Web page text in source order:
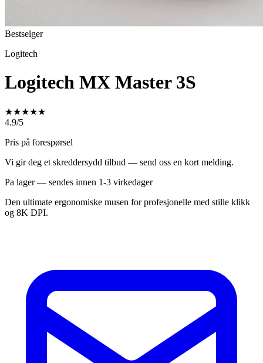
Bestselger
Logitech
Logitech MX Master 3S
★★★★★
4.9/5
Pris på forespørsel
Vi gir deg et skreddersydd tilbud — send oss en kort melding.
Pa lager — sendes innen 1-3 virkedager
Den ultimate ergonomiske musen for profesjonelle med stille klikk
og 8K DPI.